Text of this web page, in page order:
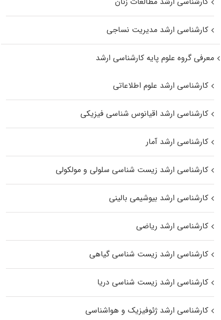
کارشناسی ارشد مدیریت نساجی
معرفی گروه علوم پایه کارشناسی ارشد
کارشناسی ارشد علوم اطلاعاتی
کارشناسی ارشد اقیانوس‌ شناسی فیزیکی
کارشناسی ارشد آمار
کارشناسی ارشد زیست شناسی سلولی و مولکولی
کارشناسی ارشد بیوشیمی بالینی
کارشناسی ارشد ریاضی
کارشناسی ارشد زیست‌ شناسی گیاهی
کارشناسی ارشد زیست‌ شناسی دریا
کارشناسی ارشد ژئوفیزیک و هواشناسی